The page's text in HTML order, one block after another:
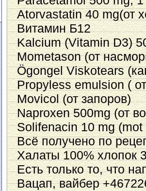
Atorvastatin 40 mg(от
Витамин Б12
Kalcium (Vitamin D3)
Mometason (от
Ögongel Viskotears
Propyless emulsion (
Movicol (от запоров)
Naproxen 500mg (от
Solifenacin 10 mg
Всё получено по
Халаты 100% хлопок
Есть только то, что
Вацап, вайбер